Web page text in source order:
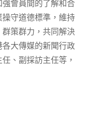
會員間的了解和合
守道德標準，維持
策群力，共同解決
大傳媒的新聞行政
、副採訪主任等，